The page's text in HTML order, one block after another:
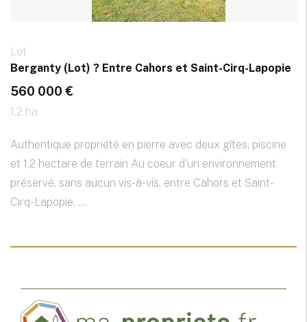
Lot
Berganty (Lot) ? Entre Cahors et Saint-Cirq-Lapopie
560 000 €
1.2 ha
Authentique propriété en pierre avec deux gîtes, piscine
et 1,2 hectare de terrain Au coeur d'un environnement
préservé, sans aucun vis-à-vis, entre Cahors et Saint-
Cirq-Lapopie, ...